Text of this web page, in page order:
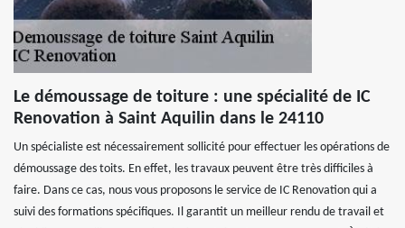
Le démoussage de toiture : une spécialité de IC
Renovation à Saint Aquilin dans le 24110
Un spécialiste est nécessairement sollicité pour effectuer les opérations de
démoussage des toits. En effet, les travaux peuvent être très difficiles à
faire. Dans ce cas, nous vous proposons le service de IC Renovation qui a
suivi des formations spécifiques. Il garantit un meilleur rendu de travail et